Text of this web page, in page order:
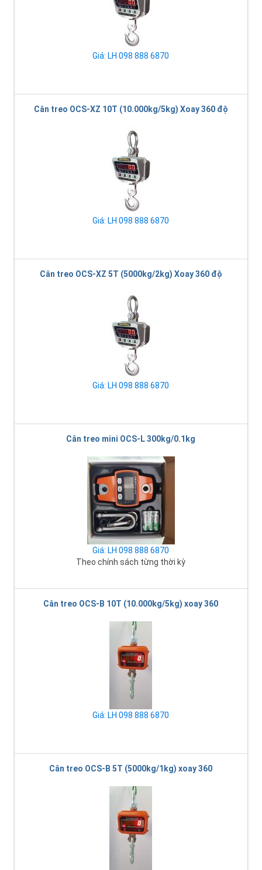
Giá: LH 098 888 6870
Cân treo OCS-XZ 10T (10.000kg/5kg) Xoay 360 độ
Giá: LH 098 888 6870
Cân treo OCS-XZ 5T (5000kg/2kg) Xoay 360 độ
Giá: LH 098 888 6870
Cân treo mini OCS-L 300kg/0.1kg
Giá: LH 098 888 6870
Theo chính sách từng thời kỳ
Cân treo OCS-B 10T (10.000kg/5kg) xoay 360
Giá: LH 098 888 6870
Cân treo OCS-B 5T (5000kg/1kg) xoay 360